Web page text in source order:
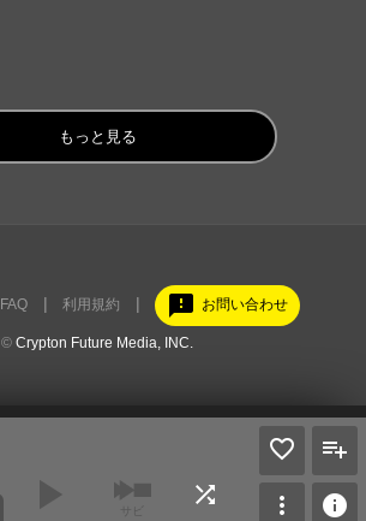
もっと見る
FAQ 利用規約 feedback お問い合わせ
© Crypton Future Media, INC.
play_arrow サビ
shuffle more_vert info